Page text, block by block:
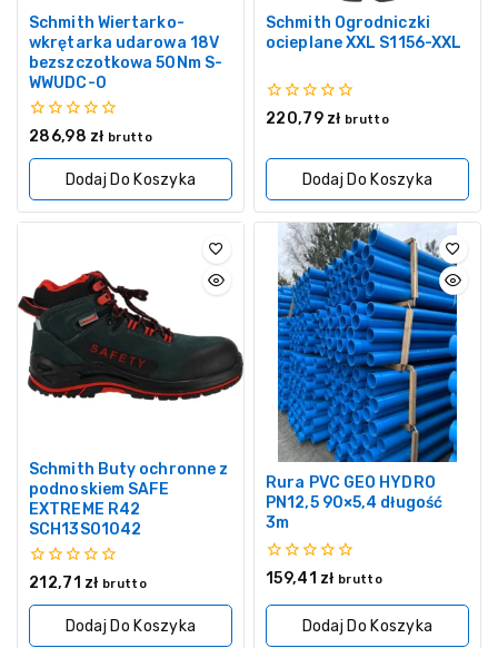
Schmith Wiertarko-
wkrętarka udarowa 18V
bezszczotkowa 50Nm S-
WWUDC-0
0
5
286,98 zł brutto
Dodaj Do Koszyka
Schmith Ogrodniczki
ocieplane XXL S1156-XXL
0
220,79 zł brutto
Dodaj Do Koszyka
Schmith Buty ochronne z
podnoskiem SAFE
EXTREME R42
SCH13S01042
0
5
212,71 zł brutto
Dodaj Do Koszyka
Rura PVC GEO HYDRO
PN12,5 90×5,4 długość
3m
0
5
159,41 zł brutto
Dodaj Do Koszyka